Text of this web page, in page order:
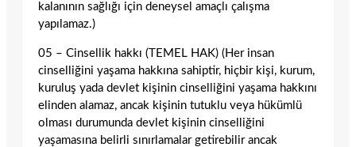
kalanının sağlığı için deneysel amaçlı çalışma
yapılamaz.)
05 – Cinsellik hakkı (TEMEL HAK) (Her insan
cinselliğini yaşama hakkına sahiptir, hiçbir kişi, kurum,
kuruluş yada devlet kişinin cinselliğini yaşama hakkını
elinden alamaz, ancak kişinin tutuklu veya hükümlü
olması durumunda devlet kişinin cinselliğini
yaşamasına belirli sınırlamalar getirebilir ancak